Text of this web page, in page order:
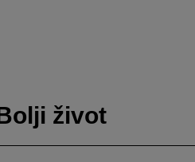
život